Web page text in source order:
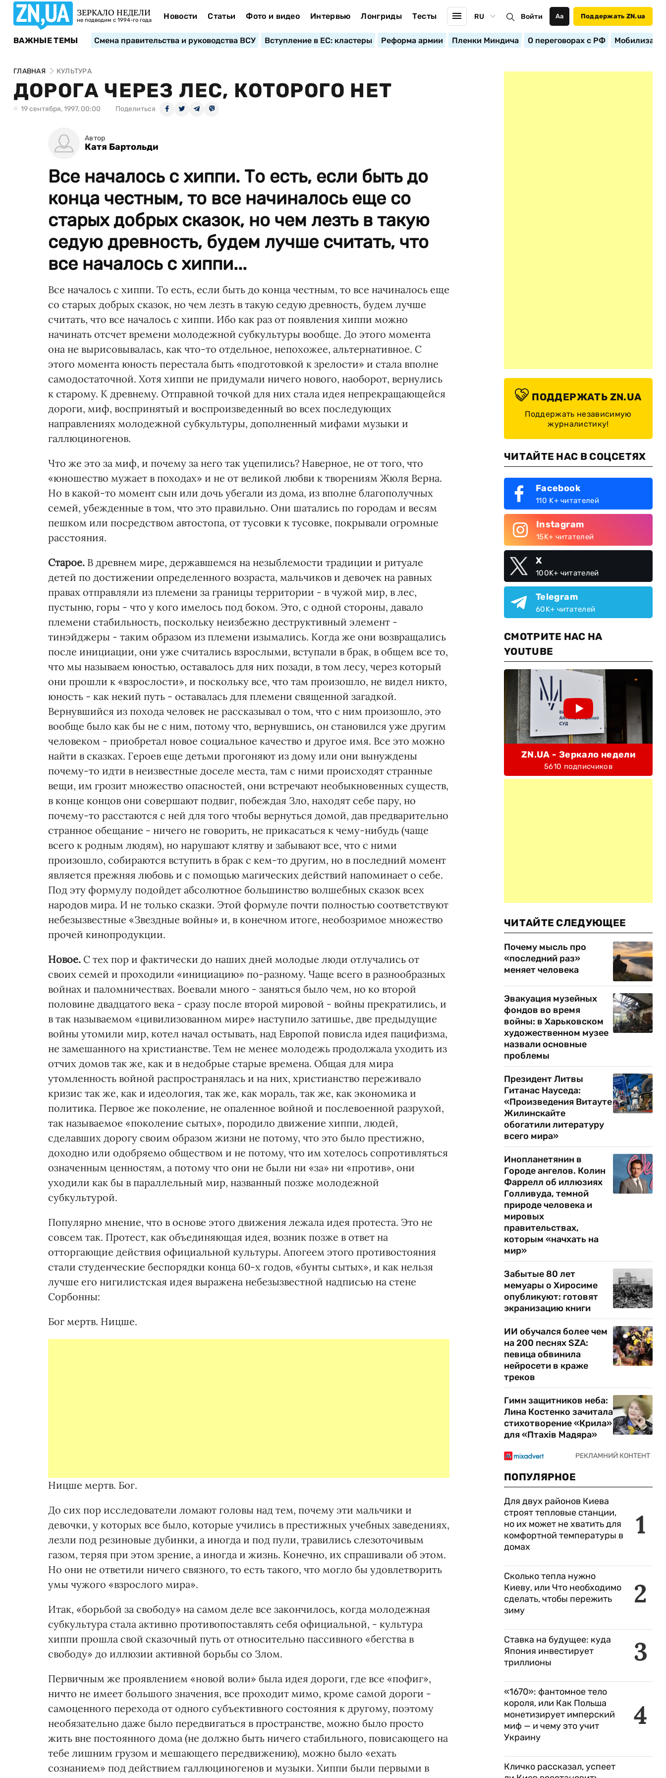
ЗЕРКАЛО НЕДЕЛИ
не подводим с 1994-го года Новости Статьи Фото и видео Интервью Лонгриды Тесты RU Войти Аа Поддержать ZN.ua
ВАЖНЫЕ ТЕМЫ Смена правительства и руководства ВСУ Вступление в ЕС: кластеры Реформа армии Пленки Миндича О переговорах с РФ
ГЛАВНАЯ КУЛЬТУРА
ДОРОГА ЧЕРЕЗ ЛЕС, КОТОРОГО НЕТ
19 сентября, 1997, 00:00 Поделиться
Автор
Катя Бартольди
Все началось с хиппи. То есть, если быть до
конца честным, то все начиналось еще со
старых добрых сказок, но чем лезть в такую
седую древность, будем лучше считать, что
все началось с хиппи...
Все началось с хиппи. То есть, если быть до конца честным, то все начиналось еще
со старых добрых сказок, но чем лезть в такую седую древность, будем лучше
считать, что все началось с хиппи. Ибо как раз от появления хиппи можно
начинать отсчет времени молодежной субкультуры вообще. До этого момента
она не вырисовывалась, как что-то отдельное, непохожее, альтернативное. С
этого момента юность перестала быть «подготовкой к зрелости» и стала вполне
самодостаточной. Хотя хиппи не придумали ничего нового, наоборот, вернулись
к старому. К древнему. Отправной точкой для них стала идея непрекращающейся
дороги, миф, воспринятый и воспроизведенный во всех последующих
направлениях молодежной субкультуры, дополненный мифами музыки и
галлюциногенов.
Что же это за миф, и почему за него так уцепились? Наверное, не от того, что
«юношество мужает в походах» и не от великой любви к творениям Жюля Верна.
Но в какой-то момент сын или дочь убегали из дома, из вполне благополучных
семей, убежденные в том, что это правильно. Они шатались по городам и весям
пешком или посредством автостопа, от тусовки к тусовке, покрывали огромные
расстояния.
Старое. В древнем мире, державшемся на незыблемости традиции и ритуале
детей по достижении определенного возраста, мальчиков и девочек на равных
правах отправляли из племени за границы территории - в чужой мир, в лес,
пустыню, горы - что у кого имелось под боком. Это, с одной стороны, давало
племени стабильность, поскольку неизбежно деструктивный элемент -
тинэйджеры - таким образом из племени изымались. Когда же они возвращались
после инициации, они уже считались взрослыми, вступали в брак, в общем все то,
что мы называем юностью, оставалось для них позади, в том лесу, через который
они прошли к «взрослости», и поскольку все, что там произошло, не видел никто,
юность - как некий путь - оставалась для племени священной загадкой.
Вернувшийся из похода человек не рассказывал о том, что с ним произошло, это
вообще было как бы не с ним, потому что, вернувшись, он становился уже другим
человеком - приобретал новое социальное качество и другое имя. Все это можно
найти в сказках. Героев еще детьми прогоняют из дому или они вынуждены
почему-то идти в неизвестные доселе места, там с ними происходят странные
вещи, им грозит множество опасностей, они встречают необыкновенных существ,
в конце концов они совершают подвиг, побеждая Зло, находят себе пару, но
почему-то расстаются с ней для того чтобы вернуться домой, дав предварительно
странное обещание - ничего не говорить, не прикасаться к чему-нибудь (чаще
всего к родным людям), но нарушают клятву и забывают все, что с ними
произошло, собираются вступить в брак с кем-то другим, но в последний момент
является прежняя любовь и с помощью магических действий напоминает о себе.
Под эту формулу подойдет абсолютное большинство волшебных сказок всех
народов мира. И не только сказки. Этой формуле почти полностью соответствуют
небезызвестные «Звездные войны» и, в конечном итоге, необозримое множество
прочей кинопродукции.
Новое. С тех пор и фактически до наших дней молодые люди отлучались от
своих семей и проходили «инициацию» по-разному. Чаще всего в разнообразных
войнах и паломничествах. Воевали много - заняться было чем, но ко второй
половине двадцатого века - сразу после второй мировой - войны прекратились, и
в так называемом «цивилизованном мире» наступило затишье, две предыдущие
войны утомили мир, котел начал остывать, над Европой повисла идея пацифизма,
не замешанного на христианстве. Тем не менее молодежь продолжала уходить из
отчих домов так же, как и в недобрые старые времена. Общая для мира
утомленность войной распространялась и на них, христианство переживало
кризис так же, как и идеология, так же, как мораль, так же, как экономика и
политика. Первое же поколение, не опаленное войной и послевоенной разрухой,
так называемое «поколение сытых», породило движение хиппи, людей,
сделавших дорогу своим образом жизни не потому, что это было престижно,
доходно или одобряемо обществом и не потому, что им хотелось сопротивляться
означенным ценностям, а потому что они не были ни «за» ни «против», они
уходили как бы в параллельный мир, названный позже молодежной
субкультурой.
Популярно мнение, что в основе этого движения лежала идея протеста. Это не
совсем так. Протест, как объединяющая идея, возник позже в ответ на
отторгающие действия официальной культуры. Апогеем этого противостояния
стали студенческие беспорядки конца 60-х годов, «бунты сытых», и как нельзя
лучше его нигилистская идея выражена небезызвестной надписью на стене
Сорбонны:
Бог мертв. Ницше.
Ницше мертв. Бог.
До сих пор исследователи ломают головы над тем, почему эти мальчики и
девочки, у которых все было, которые учились в престижных учебных заведениях,
лезли под резиновые дубинки, а иногда и под пули, травились слезоточивым
газом, теряя при этом зрение, а иногда и жизнь. Конечно, их спрашивали об этом.
Но они не ответили ничего связного, то есть такого, что могло бы удовлетворить
умы чужого «взрослого мира».
Итак, «борьбой за свободу» на самом деле все закончилось, когда молодежная
субкультура стала активно противопоставлять себя официальной, - культура
хиппи прошла свой сказочный путь от относительно пассивного «бегства в
свободу» до иллюзии активной борьбы со Злом.
Первичным же проявлением «новой воли» была идея дороги, где все «пофиг»,
ничто не имеет большого значения, все проходит мимо, кроме самой дороги -
самоценного перехода от одного субъективного состояния к другому, поэтому
необязательно даже было передвигаться в пространстве, можно было просто
жить вне постоянного дома (не должно быть ничего стабильного, повисающего на
тебе лишним грузом и мешающего передвижению), можно было «ехать
сознанием» под действием галлюциногенов и музыки. Хиппи были первыми в
ПОДДЕРЖАТЬ ZN.UA
Поддержать независимую
журналистику!
ЧИТАЙТЕ НАС В СОЦСЕТЯХ
Facebook
110 K+ читателей
Instagram
15K+ читателей
X
100K+ читателей
Telegram
60K+ читателей
СМОТРИТЕ НАС НА
YOUTUBE
ZN.UA - Зеркало недели
5610 подписчиков
ЧИТАЙТЕ СЛЕДУЮЩЕЕ
Почему мысль про
«последний раз»
меняет человека
Эвакуация музейных
фондов во время
войны: в Харьковском
художественном музее
назвали основные
проблемы
Президент Литвы
Гитанас Науседа:
«Произведения Витауте
Жилинскайте
обогатили литературу
всего мира»
Инопланетянин в
Городе ангелов. Колин
Фаррелл об иллюзиях
Голливуда, темной
природе человека и
мировых
правительствах,
которым «начхать на
мир»
Забытые 80 лет
мемуары о Хиросиме
опубликуют: готовят
экранизацию книги
ИИ обучался более чем
на 200 песнях SZA:
певица обвинила
нейросети в краже
треков
Гимн защитников неба:
Лина Костенко зачитала
стихотворение «Крила»
для «Птахів Мадяра»
ПОПУЛЯРНОЕ
1
Для двух районов Киева
строят тепловые станции,
но их может не хватить для
комфортной температуры в
домах
2
Сколько тепла нужно
Киеву, или Что необходимо
сделать, чтобы пережить
зиму
3
Ставка на будущее: куда
Япония инвестирует
триллионы
4
«1670»: фантомное тело
короля, или Как Польша
монетизирует имперский
миф — и чему это учит
Украину
Кличко рассказал, успеет